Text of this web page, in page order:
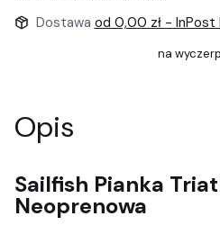
Dostawa od 0,00 zł - InPost
na
Opis
Sailfish Pianka
Neoprenowa